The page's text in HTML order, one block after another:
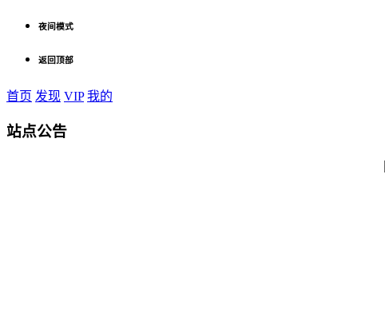
夜间模式
返回顶部
首页 发现 VIP 我的
站点公告